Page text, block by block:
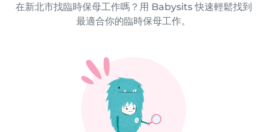
在新北市找臨時保母工作嗎？用 Babysits 快速輕鬆找到
最適合你的臨時保母工作。